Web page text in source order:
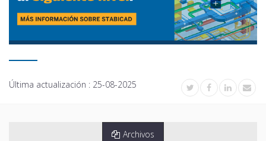
Última actualización : 25-08-2025
Archivos